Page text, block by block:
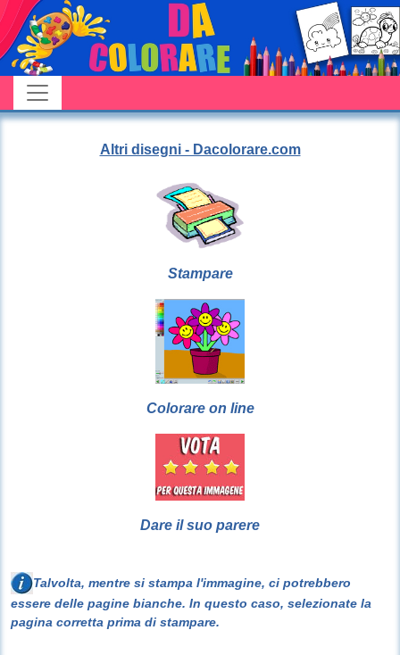
Altri disegni - Dacolorare.com
Stampare
Colorare on line
Dare il suo parere
Talvolta, mentre si stampa l'immagine, ci potrebbero
essere delle pagine bianche. In questo caso, selezionate la
pagina corretta prima di stampare.